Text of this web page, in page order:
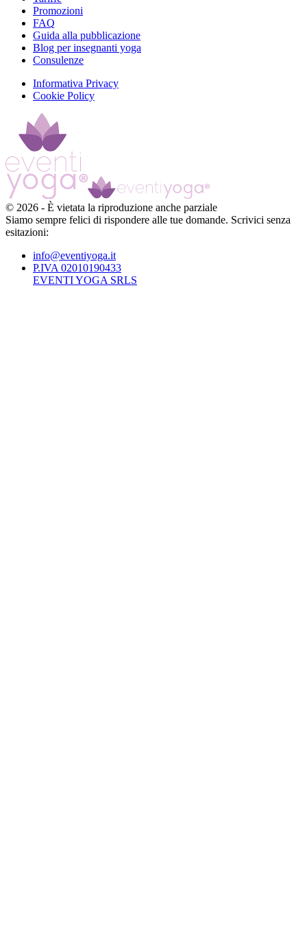
Promozioni
FAQ
Guida alla pubblicazione
Blog per insegnanti yoga
Consulenze
Informativa Privacy
Cookie Policy
© 2026 - È vietata la riproduzione anche parziale
Siamo sempre felici di rispondere alle tue domande. Scrivici senza
esitazioni:
info@eventiyoga.it
P.IVA 02010190433
EVENTI YOGA SRLS